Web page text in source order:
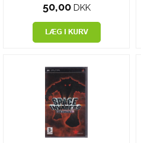
50,00 DKK